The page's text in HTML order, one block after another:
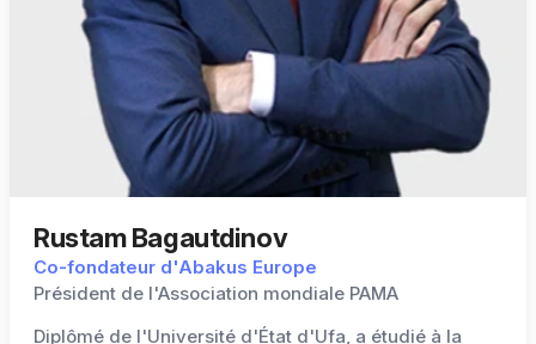
Rustam Bagautdinov
Co-fondateur d'Abakus Europe
Président de l'Association mondiale PAMA
Diplômé de l'Université d'État d'Ufa, a étudié à la